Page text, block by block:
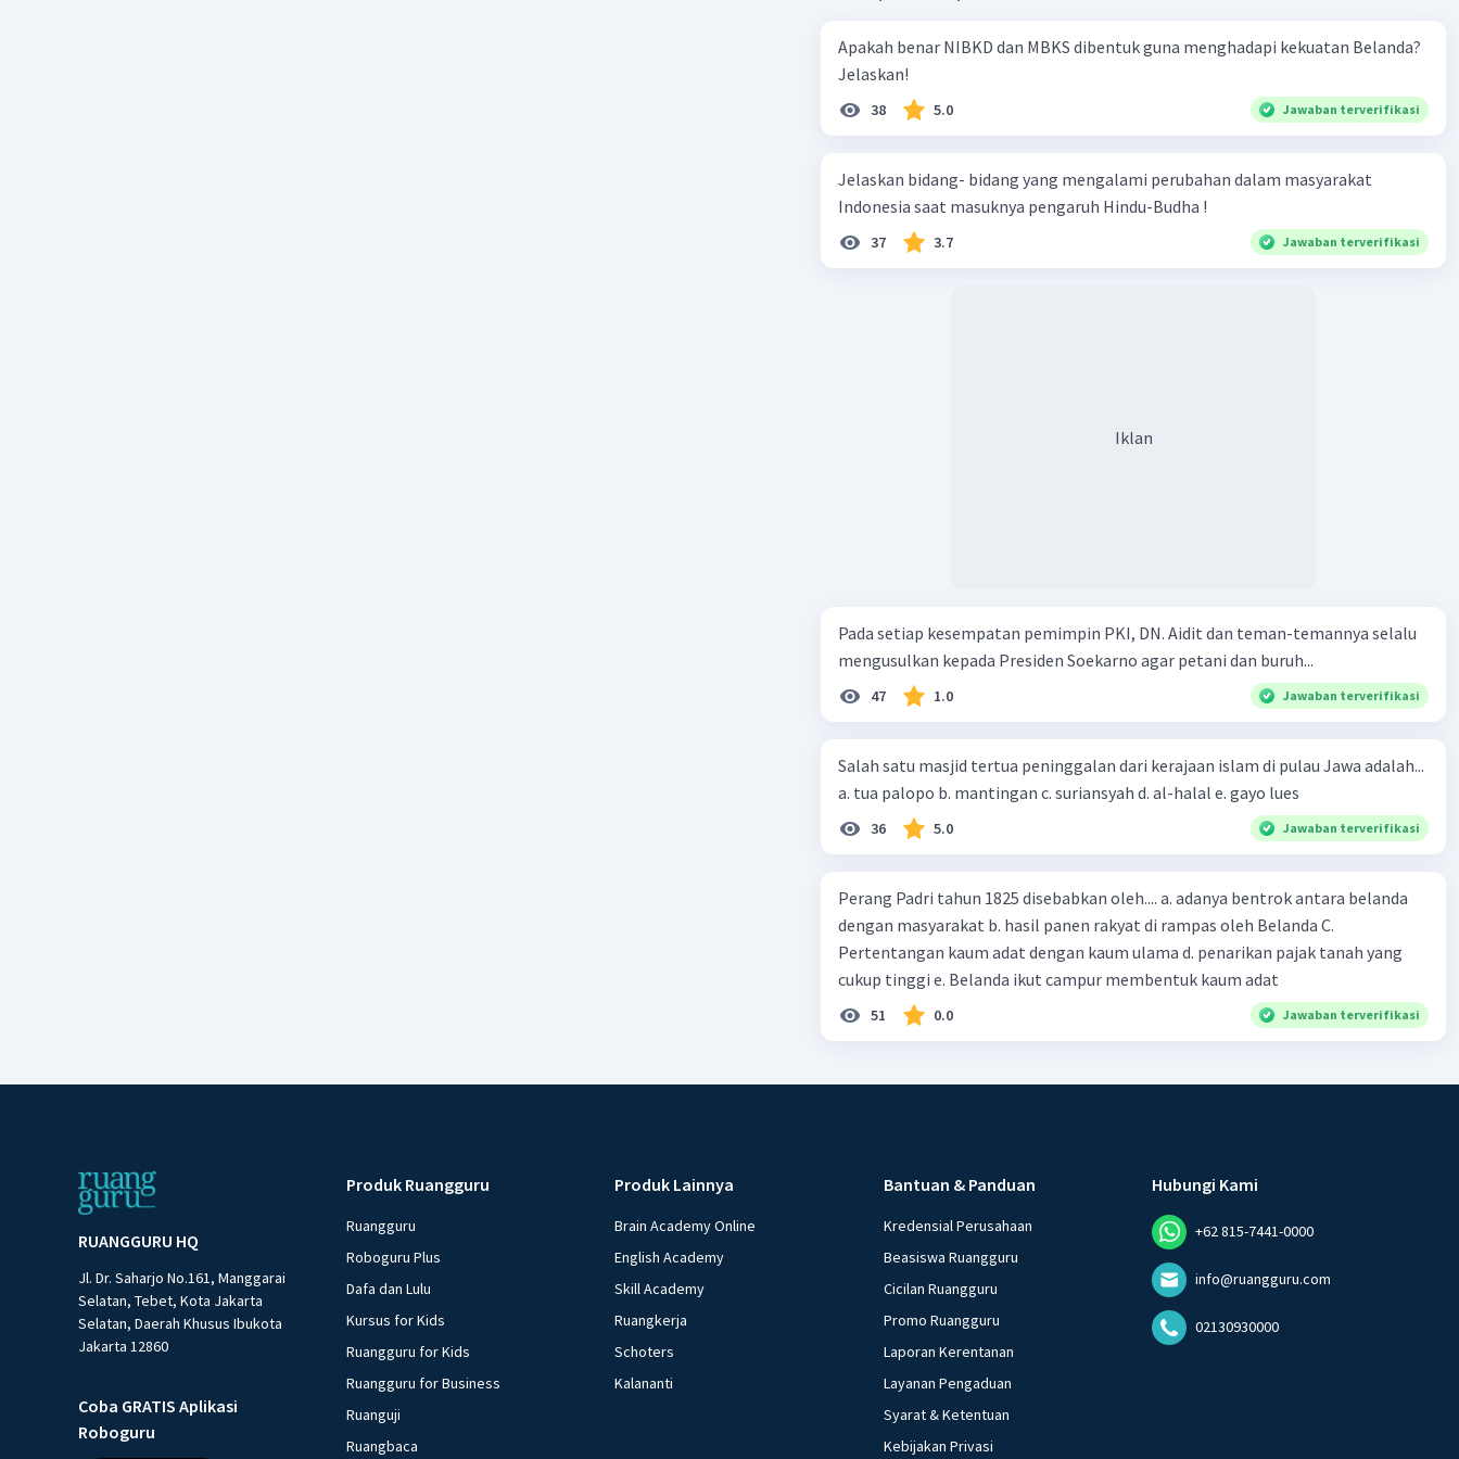
Beri Rating·5.0 (1) Balas
Apakah benar NIBKD dan MBKS dibentuk guna menghadapi kekuatan Belanda?
Jelaskan!
38 5.0 Jawaban terverifikasi
Jelaskan bidang- bidang yang mengalami perubahan dalam masyarakat
Indonesia saat masuknya pengaruh Hindu-Budha !
37 3.7 Jawaban terverifikasi
Iklan
Pada setiap kesempatan pemimpin PKI, DN. Aidit dan teman-temannya selalu
mengusulkan kepada Presiden Soekarno agar petani dan buruh...
47 1.0 Jawaban terverifikasi
Salah satu masjid tertua peninggalan dari kerajaan islam di pulau Jawa adalah...
a. tua palopo b. mantingan c. suriansyah d. al-halal e. gayo lues
36 5.0 Jawaban terverifikasi
Perang Padri tahun 1825 disebabkan oleh.... a. adanya bentrok antara belanda
dengan masyarakat b. hasil panen rakyat di rampas oleh Belanda C.
Pertentangan kaum adat dengan kaum ulama d. penarikan pajak tanah yang
cukup tinggi e. Belanda ikut campur membentuk kaum adat
51 0.0 Jawaban terverifikasi
RUANGGURU HQ
Jl. Dr. Saharjo No.161, Manggarai
Selatan, Tebet, Kota Jakarta
Selatan, Daerah Khusus Ibukota
Jakarta 12860
Coba GRATIS Aplikasi
Roboguru
Produk Ruangguru
Ruangguru
Roboguru Plus
Dafa dan Lulu
Kursus for Kids
Ruangguru for Kids
Ruangguru for Business
Ruanguji
Ruangbaca
Produk Lainnya
Brain Academy Online
English Academy
Skill Academy
Ruangkerja
Schoters
Kalananti
Bantuan & Panduan
Kredensial Perusahaan
Beasiswa Ruangguru
Cicilan Ruangguru
Promo Ruangguru
Laporan Kerentanan
Layanan Pengaduan
Syarat & Ketentuan
Kebijakan Privasi
Hubungi Kami
+62 815-7441-0000
info@ruangguru.com
02130930000